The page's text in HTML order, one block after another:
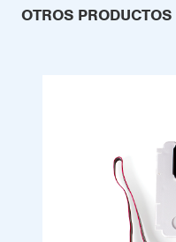
OTROS PRODUCTOS